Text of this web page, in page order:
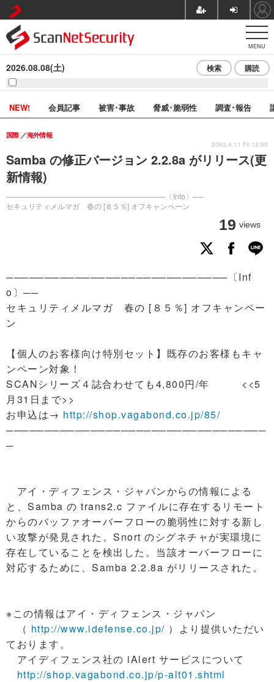
MENU
2026.08.08(土) 検索 購読
NEW! 会員記事 被害･事故 脅威･脆弱性 調査･報告
Samba の修正バージョン 2.2.8a がリリース(更
新情報)
─────────────────────────────〔Info〕──
セキュリティメルマガ 春の [８５％] オフキャンペーン
国際 海外情報
19 views
2003.4.11 Fri 12:00
─────────────────────────────〔Inf
o〕──
セキュリティメルマガ 春の [８５％] オフキャンペー
ン
【個人のお客様向け特別セット】既存のお客様もキャ
ンペーン対象！
SCANシリーズ４誌合わせても4,800円/年 <<5
月31日まで>>
お申込は→ http://shop.vagabond.co.jp/85/
──────────────────────────────────
─
アイ・ディフェンス・ジャパンからの情報による
と、Samba の trans2.c ファイルに存在するリモート
からのバッファオーバーフローの脆弱性に対する新し
い攻撃が発見された。Snort のシグネチャが実環境に
存在していることを検出した。当該オーバーフローに
対応するために、Samba 2.2.8a がリリースされた。
※この情報はアイ・ディフェンス・ジャパン
（ http://www.idefense.co.jp/ ）より提供いただい
ております。
アイディフェンス社の iAlert サービスについて
http://shop.vagabond.co.jp/p-alt01.shtml